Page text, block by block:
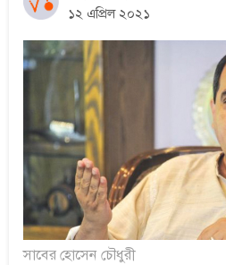
১২ এপ্রিল ২০২১
সাবের হোসেন চৌধুরী